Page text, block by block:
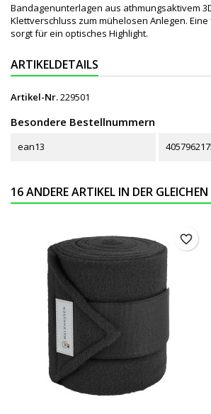
Bandagenunterlagen aus athmungsaktivem
Klettverschluss zum mühelosen Anlegen.
sorgt für ein optisches Highlight.
ARTIKELDETAILS
Artikel-Nr.229501
Besondere Bestellnummern
ean13
16 ANDERE ARTIKEL IN DER
favorite_border